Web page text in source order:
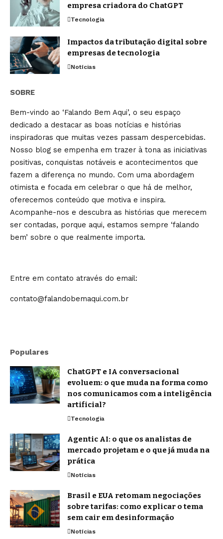
empresa criadora do ChatGPT
Tecnologia
Impactos da tributação digital sobre
empresas de tecnologia
Notícias
SOBRE
Bem-vindo ao ‘Falando Bem Aqui’, o seu espaço
dedicado a destacar as boas notícias e histórias
inspiradoras que muitas vezes passam despercebidas.
Nosso blog se empenha em trazer à tona as iniciativas
positivas, conquistas notáveis e acontecimentos que
fazem a diferença no mundo. Com uma abordagem
otimista e focada em celebrar o que há de melhor,
oferecemos conteúdo que motiva e inspira.
Acompanhe-nos e descubra as histórias que merecem
ser contadas, porque aqui, estamos sempre ‘falando
bem’ sobre o que realmente importa.
Entre em contato através do email:
contato@falandobemaqui.com.br
Populares
ChatGPT e IA conversacional
evoluem: o que muda na forma como
nos comunicamos com a inteligência
artificial?
Tecnologia
Agentic AI: o que os analistas de
mercado projetam e o que já muda na
prática
Notícias
Brasil e EUA retomam negociações
sobre tarifas: como explicar o tema
sem cair em desinformação
Notícias